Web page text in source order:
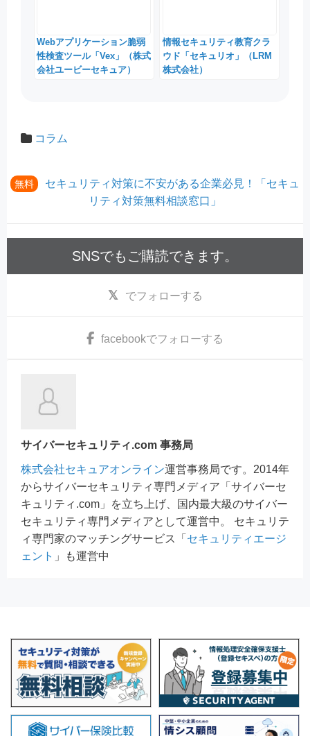
Webアプリケーション脆弱
性検査ツール「Vex」（株式
会社ユービーセキュア）
情報セキュリティ教育クラ
ウド「セキュリオ」（LRM
株式会社）
コラム
無料
セキュリティ対策に不安がある企業必見！「セキュ
リティ対策無料相談窓口」
SNSでもご購読できます。
でフォローする
facebookでフォローする
サイバーセキュリティ.com 事務局
株式会社セキュアオンライン運営事務局です。2014年
からサイバーセキュリティ専門メディア「サイバーセ
キュリティ.com」を立ち上げ、国内最大級のサイバー
セキュリティ専門メディアとして運営中。 セキュリテ
ィ専門家のマッチングサービス「 セキュリティエージ
ェント 」も運営中